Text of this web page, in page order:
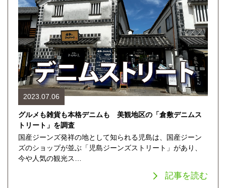
2023.07.06
グルメも雑貨も本格デニムも 美観地区の「倉敷デニムス
トリート」を調査
国産ジーンズ発祥の地として知られる児島は、国産ジーン
ズのショップが並ぶ「児島ジーンズストリート」があり、
今や人気の観光ス…
記事を読む